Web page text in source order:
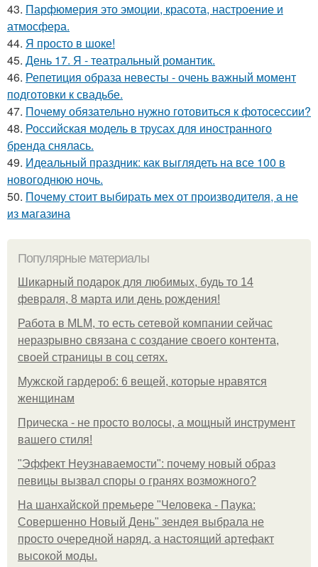
43. Парфюмерия это эмоции, красота, настроение и
атмосфера.
44. Я просто в шоке!
45. День 17. Я - театральный романтик.
46. Репетиция образа невесты - очень важный момент
подготовки к свадьбе.
47. Почему обязательно нужно готовиться к фотосессии?
48. Российская модель в трусах для иностранного
бренда снялась.
49. Идеальный праздник: как выглядеть на все 100 в
новогоднюю ночь.
50. Почему стоит выбирать мех от производителя, а не
из магазина
Популярные материалы
Шикарный подарок для любимых, будь то 14
февраля, 8 марта или день рождения!
Работа в MLM, то есть сетевой компании сейчас
неразрывно связана с создание своего контента,
своей страницы в соц сетях.
Мужской гардероб: 6 вещей, которые нравятся
женщинам
Прическа - не просто волосы, а мощный инструмент
вашего стиля!
"Эффект Неузнаваемости": почему новый образ
певицы вызвал споры о гранях возможного?
На шанхайской премьере "Человека - Паука:
Совершенно Новый День" зендея выбрала не
просто очередной наряд, а настоящий артефакт
высокой моды.